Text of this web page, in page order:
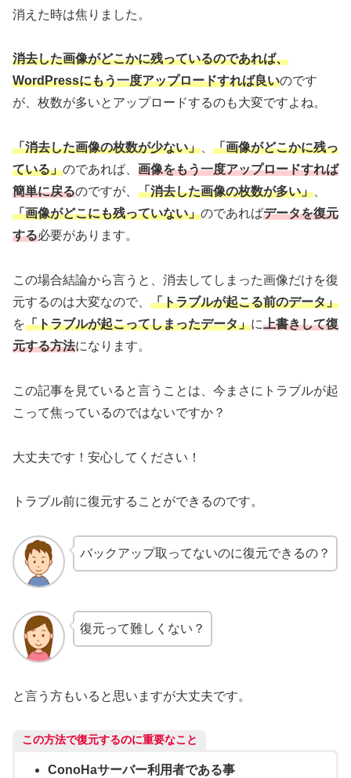
消えた時は焦りました。
消去した画像がどこかに残っているのであれば、
WordPressにもう一度アップロードすれば良いのです
が、枚数が多いとアップロードするのも大変ですよね。
「消去した画像の枚数が少ない」
「画像がどこかに残っ
ている」のであれば、 画像をもう一度アップロードすれば
簡単に戻るのですが、 「消去した画像の枚数が多い」
「画像がどこにも残っていない」のであればデータを復元
する必要があります。
この場合結論から言うと、消去してしまった画像だけを復
元するのは大変なので、 「トラブルが起こる前のデータ」
を「トラブルが起こってしまったデータ」に上書きして復
元する方法になります。
この記事を見ていると言うことは、今まさにトラブルが起
こって焦っているのではないですか？
大丈夫です！安心してください！
トラブル前に復元することができるのです。
バックアップ取ってないのに復元できるの？
復元って難しくない？
と言う方もいると思いますが大丈夫です。
この方法で復元するのに重要なこと
ConoHaサーバー利用者である事